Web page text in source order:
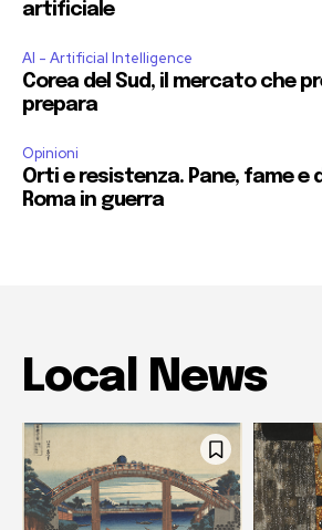
artificiale
AI - Artificial Intelligence
Corea del Sud, il mercato che
prepara
Opinioni
Orti e resistenza. Pane, fame e
Roma in guerra
Local News